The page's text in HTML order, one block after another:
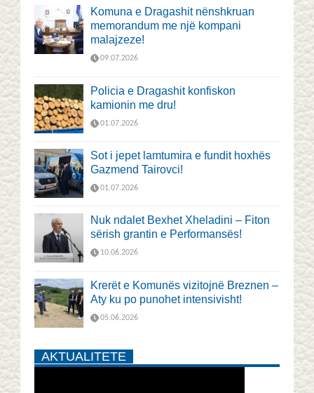
Komuna e Dragashit nënshkruan
memorandum me një kompani
malajzeze!
09.07.2026
Policia e Dragashit konfiskon
kamionin me dru!
01.07.2026
Sot i jepet lamtumira e fundit hoxhës
Gazmend Tairovci!
01.07.2026
Nuk ndalet Bexhet Xheladini – Fiton
sërish grantin e Performansës!
10.06.2026
Krerët e Komunës vizitojnë Breznen –
Aty ku po punohet intensivisht!
05.06.2026
AKTUALITETE